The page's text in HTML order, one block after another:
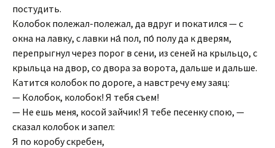
постудить.
Колобок полежал-полежал, да вдруг и покатился — с
окна на лавку, с лавки на́ пол, по́ полу да к дверям,
перепрыгнул через порог в сени, из сеней на крыльцо, с
крыльца на двор, со двора за ворота, дальше и дальше.
Катится колобок по дороге, а навстречу ему заяц:
— Колобок, колобок! Я тебя съем!
— Не ешь меня, косой зайчик! Я тебе песенку спою, —
сказал колобок и запел:
Я по коробу скребен,